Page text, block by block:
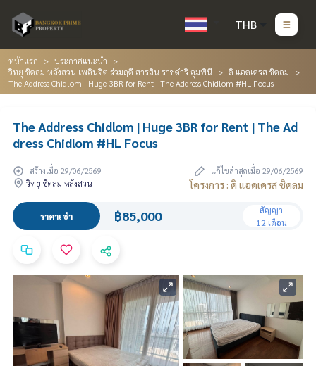
THB
หน้าแรก
ประกาศแนะนำ
วิทยุ ชิดลม หลังสวน เพลินจิต ร่วมฤดี สารสิน ราชดำริ ลุมพินี
ดิ แอดเดรส ชิดลม
The Address Chidlom | Huge 3BR for Rent | The Address Chidlom #HL Focus
The Address Chidlom | Huge 3BR for Rent | The Ad
dress Chidlom #HL Focus
สร้างเมื่อ 29/06/2569
แก้ไขล่าสุดเมื่อ 29/06/2569
วิทยุ ชิดลม หลังสวน
โครงการ : ดิ แอดเดรส ชิดลม
ราคาเช่า ฿85,000
สัญญา
12 เดือน